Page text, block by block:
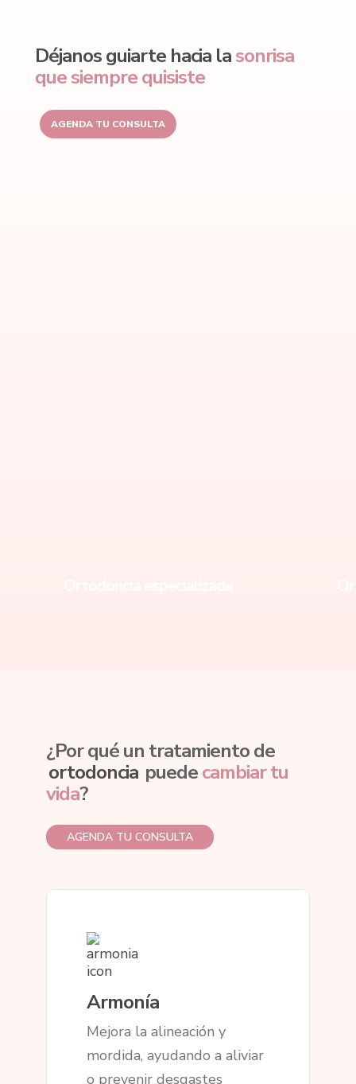
Déjanos guiarte hacia lasonrisa
que siempre quisiste
AGENDA TU CONSULTA
¿Por qué un tratamiento de
ortodoncia puedecambiar tu
vida?
AGENDA TU CONSULTA
Armonía
Mejora la alineación y
mordida, ayudando a aliviar
o prevenir desgastes